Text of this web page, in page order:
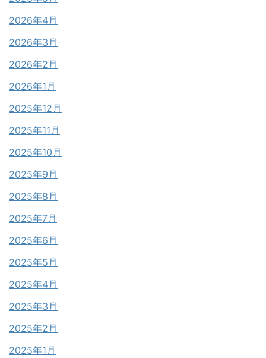
2026年4月
2026年3月
2026年2月
2026年1月
2025年12月
2025年11月
2025年10月
2025年9月
2025年8月
2025年7月
2025年6月
2025年5月
2025年4月
2025年3月
2025年2月
2025年1月